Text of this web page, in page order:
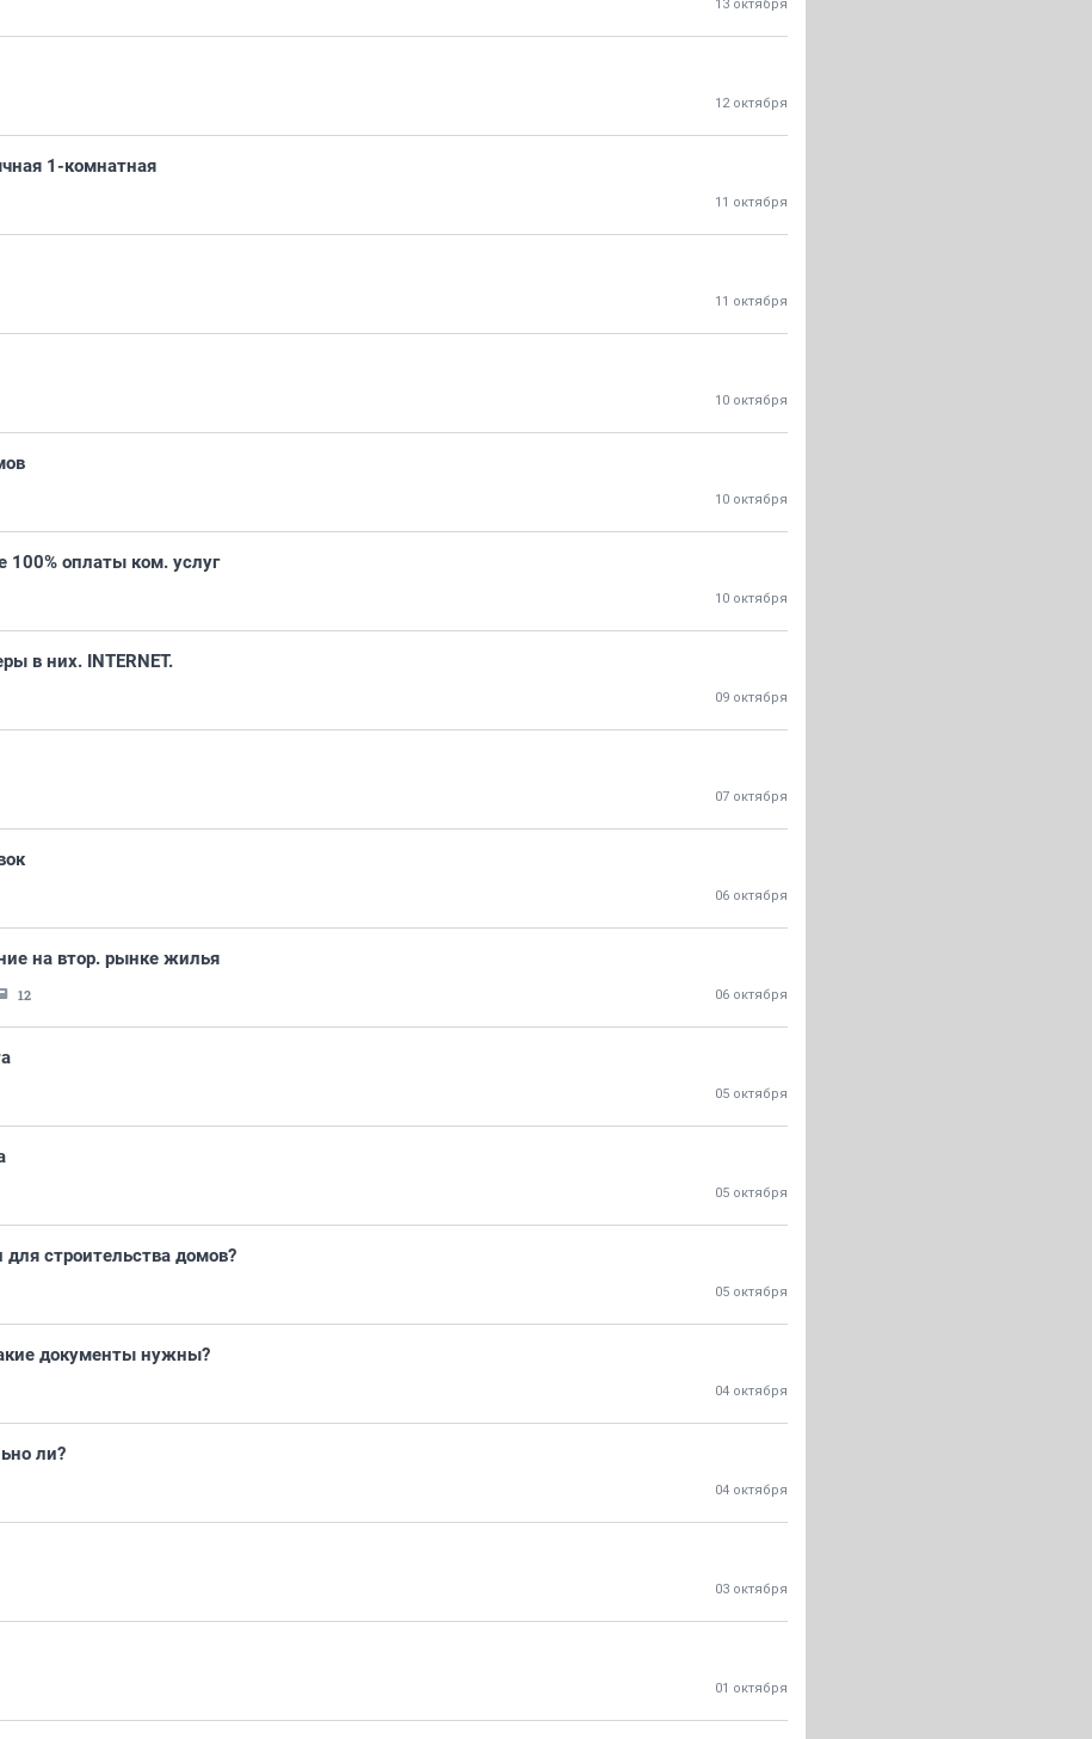
13 октября
12 октября
1-комнатная
11 октября
11 октября
10 октября
10 октября
оплаты ком. услуг
10 октября
в них. INTERNET.
09 октября
07 октября
06 октября
на втор. рынке жилья
12 06 октября
05 октября
05 октября
строительства домов?
05 октября
документы нужны?
04 октября
ли?
04 октября
03 октября
01 октября